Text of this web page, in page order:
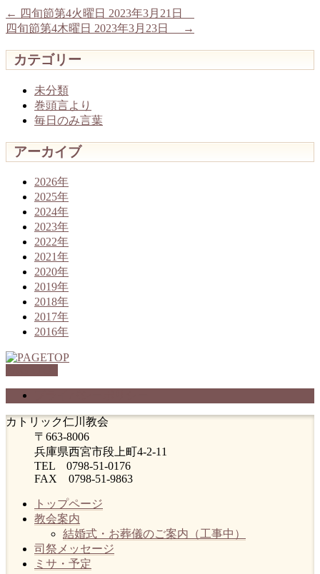
← 四旬節第4火曜日 2023年3月21日
四旬節第4木曜日 2023年3月23日
→
カテゴリー
未分類
巻頭言より
毎日のみ言葉
アーカイブ
2026年
2025年
2024年
2023年
2022年
2021年
2020年
2019年
2018年
2017年
2016年
カトリック仁川教会
〒663-8006
兵庫県西宮市段上町4-2-11
TEL 0798-51-0176
FAX 0798-51-9863
トップページ
教会案内
結婚式・お葬儀のご案内（工事中）
司祭メッセージ
ミサ・予定